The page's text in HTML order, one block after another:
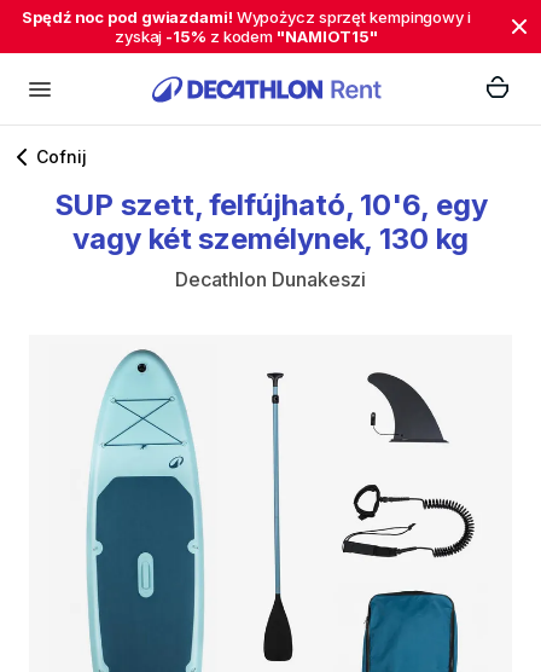
Spędź noc pod gwiazdami! Wypożycz sprzęt kempingowy i
zyskaj -15% z kodem "NAMIOT15"
Cofnij
SUP szett​,​ felfújható​,​ 10'6​,​ egy
vagy két személynek​,​ 130 kg
Decathlon Dunakeszi